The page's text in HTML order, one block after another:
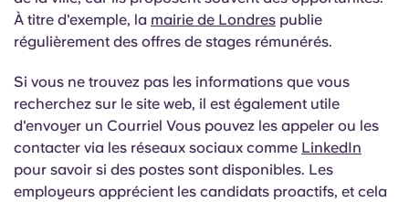
À titre d'exemple, la mairie de Londres publie
régulièrement des offres de stages rémunérés.
Si vous ne trouvez pas les informations que vous
recherchez sur le site web, il est également utile
d'envoyer un Courriel Vous pouvez les appeler ou les
contacter via les réseaux sociaux comme LinkedIn
pour savoir si des postes sont disponibles. Les
employeurs apprécient les candidats proactifs, et cela